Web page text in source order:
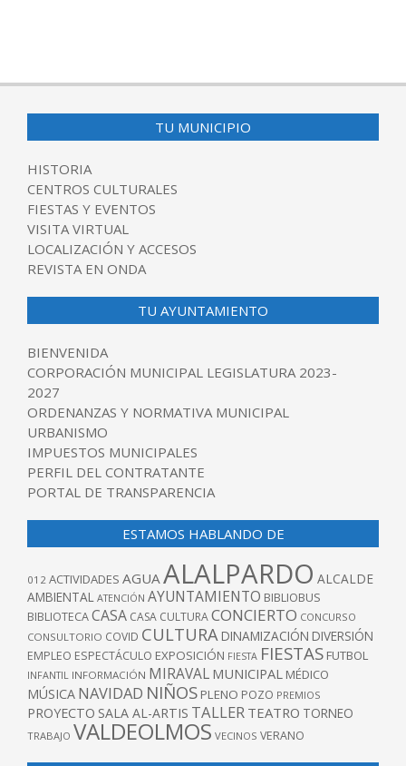
TU MUNICIPIO
HISTORIA
CENTROS CULTURALES
FIESTAS Y EVENTOS
VISITA VIRTUAL
LOCALIZACIÓN Y ACCESOS
REVISTA EN ONDA
TU AYUNTAMIENTO
BIENVENIDA
CORPORACIÓN MUNICIPAL LEGISLATURA 2023-
2027
ORDENANZAS Y NORMATIVA MUNICIPAL
URBANISMO
IMPUESTOS MUNICIPALES
PERFIL DEL CONTRATANTE
PORTAL DE TRANSPARENCIA
ESTAMOS HABLANDO DE
012 ACTIVIDADES AGUAALALPARDO ALCALDE
AMBIENTAL ATENCIÓN AYUNTAMIENTO BIBLIOBUS
BIBLIOTECACASA CASA CULTURACONCIERTO CONCURSO
CONSULTORIO COVID CULTURA DINAMIZACIÓN DIVERSIÓN
EMPLEO ESPECTÁCULO EXPOSICIÓN FIESTA FIESTAS FUTBOL
INFANTIL INFORMACIÓN MIRAVAL MUNICIPAL MÉDICO
MÚSICA NAVIDAD NIÑOS PLENO POZO PREMIOS
PROYECTO SALA AL-ARTIS TALLER TEATRO TORNEO
TRABAJO VALDEOLMOS VECINOS VERANO